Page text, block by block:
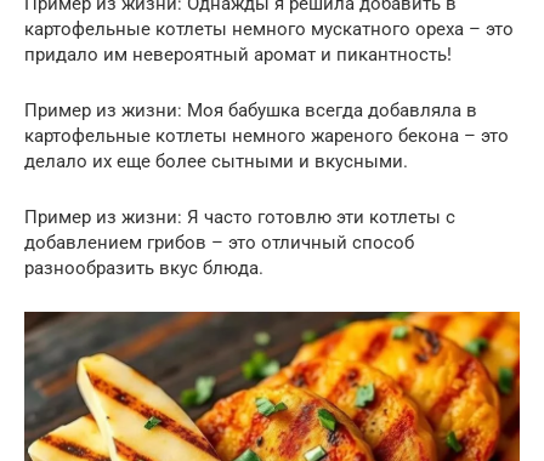
картофельные котлеты немного мускатного ореха – это
придало им невероятный аромат и пикантность!
Пример из жизни: Моя бабушка всегда добавляла в
картофельные котлеты немного жареного бекона – это
делало их еще более сытными и вкусными.
Пример из жизни: Я часто готовлю эти котлеты с
добавлением грибов – это отличный способ
разнообразить вкус блюда.